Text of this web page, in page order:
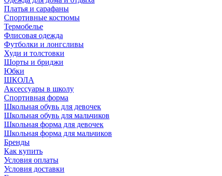
Платья и сарафаны
Спортивные костюмы
Термобелье
Флисовая одежда
Футболки и лонгсливы
Худи и толстовки
Шорты и бриджи
Юбки
ШКОЛА
Аксессуары в школу
Спортивная форма
Школьная обувь для девочек
Школьная обувь для мальчиков
Школьная форма для девочек
Школьная форма для мальчиков
Бренды
Как купить
Условия оплаты
Условия доставки